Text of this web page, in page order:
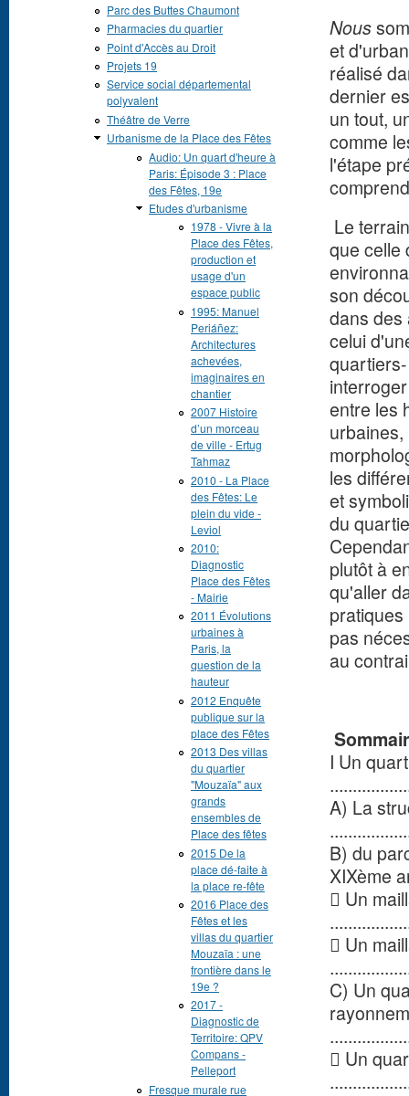
Nous
et
réalisé
dernier
un tout,
comme
l'étape
Le
que celle
son
dans des
celui
entre les
les
et
du
plutôt à
qu'aller
pas
au
I Un
A) La
B) du
XIXème
 Un
 Un
C) Un
 Un
Parc des Buttes Chaumont
Pharmacies du quartier
Point d'Accès au Droit
Projets 19
Service social départemental
polyvalent
Théâtre de Verre
Urbanisme de la Place des Fêtes
Audio: Un quart d'heure à
Paris: Épisode 3 : Place
des Fêtes, 19e
Etudes d'urbanisme
1978 - Vivre à la
Place des Fêtes,
production et
usage d'un
espace public
1995: Manuel
Periáñez:
Architectures
achevées,
imaginaires en
chantier
2007 Histoire
d’un morceau
de ville - Ertug
Tahmaz
2010 - La Place
des Fêtes: Le
plein du vide -
Leviol
2010:
Diagnostic
Place des Fêtes
- Mairie
2011 Évolutions
urbaines à
Paris, la
question de la
hauteur
2012 Enquête
publique sur la
place des Fêtes
2013 Des villas
du quartier
"Mouzaïa" aux
grands
ensembles de
Place des fêtes
2015 De la
place dé-faite à
la place re-fête
2016 Place des
Fêtes et les
villas du quartier
Mouzaïa : une
frontière dans le
19e ?
2017 -
Diagnostic de
Territoire: QPV
Compans -
Pelleport
Fresque murale rue